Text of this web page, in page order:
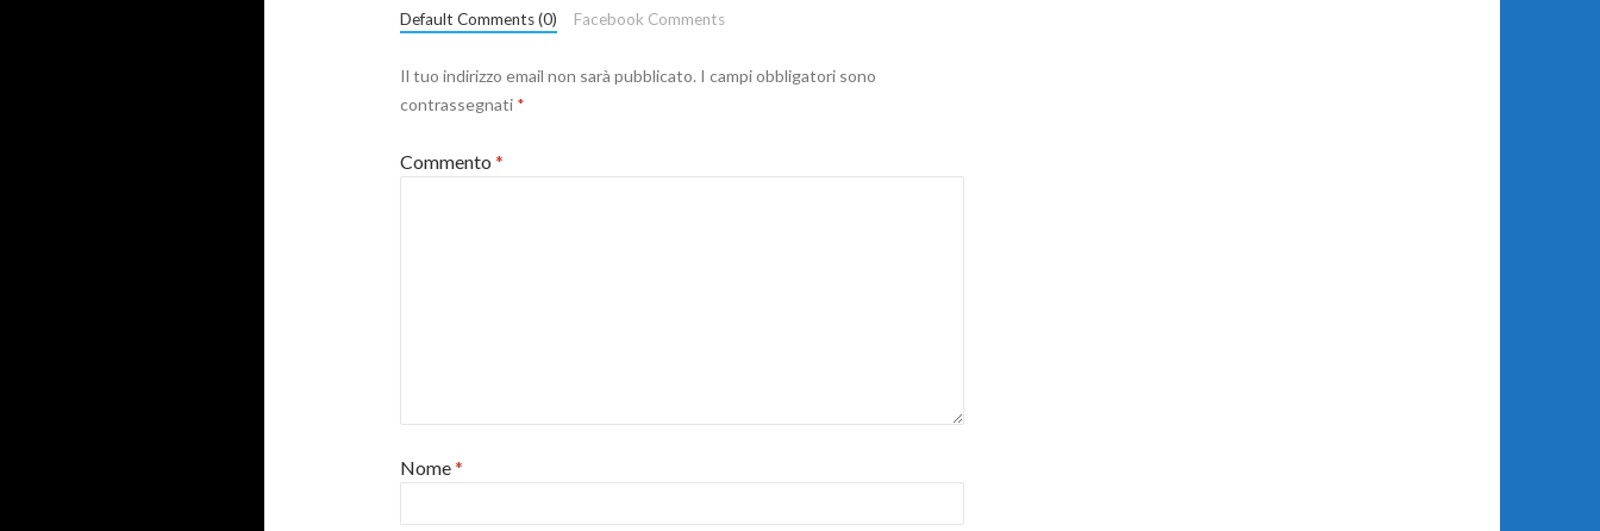
Default Comments (0) Facebook Comments
Il tuo indirizzo email non sarà pubblicato. I campi obbligatori sono
contrassegnati *
Commento *
Nome*